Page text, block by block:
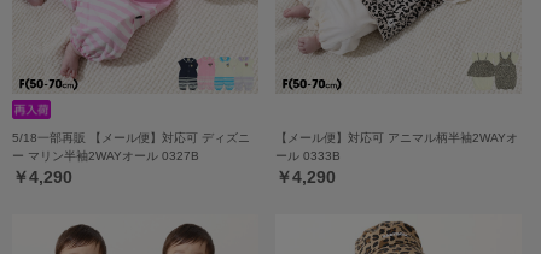
5/18一部再販 【メール便】対応可 ディズニ
ー マリン半袖2WAYオール 0327B
￥4,290
【メール便】対応可 アニマル柄半袖2WAYオ
ール 0333B
￥4,290